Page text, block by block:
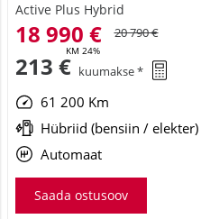
Active Plus Hybrid
18 990 €
KM 24%
20 790 €
213 € kuumakse *
61 200 Km
Hübriid (bensiin / elekter)
Automaat
Saada ostusoov